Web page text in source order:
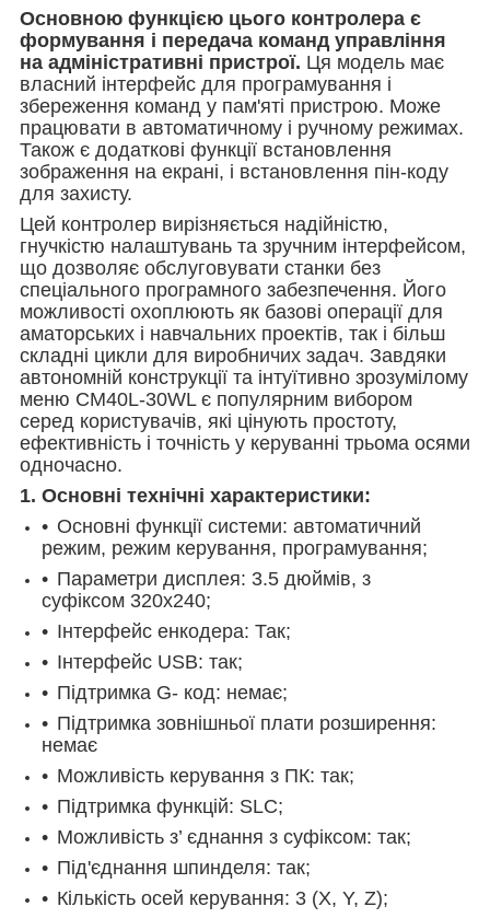
Основною функцією цього контролера є
формування і передача команд управління
на адміністративні пристрої. Ця модель має
власний інтерфейс для програмування і
збереження команд у пам'яті пристрою. Може
працювати в автоматичному і ручному режимах.
Також є додаткові функції встановлення
зображення на екрані, і встановлення пін-коду
для захисту.
Цей контролер вирізняється надійністю,
гнучкістю налаштувань та зручним інтерфейсом,
що дозволяє обслуговувати станки без
спеціального програмного забезпечення. Його
можливості охоплюють як базові операції для
аматорських і навчальних проектів, так і більш
складні цикли для виробничих задач. Завдяки
автономній конструкції та інтуїтивно зрозумілому
меню CM40L-30WL є популярним вибором
серед користувачів, які цінують простоту,
ефективність і точність у керуванні трьома осями
одночасно.
1. Основні технічні характеристики:
Основні функції системи: автоматичний
режим, режим керування, програмування;
Параметри дисплея: 3.5 дюймів, з
суфіксом 320x240;
Інтерфейс енкодера: Так;
Інтерфейс USB: так;
Підтримка G- код: немає;
Підтримка зовнішньої плати розширення:
немає
Можливість керування з ПК: так;
Підтримка функцій: SLC;
Можливість з’ єднання з суфіксом: так;
Під'єднання шпинделя: так;
Кількість осей керування: 3 (X, Y, Z);